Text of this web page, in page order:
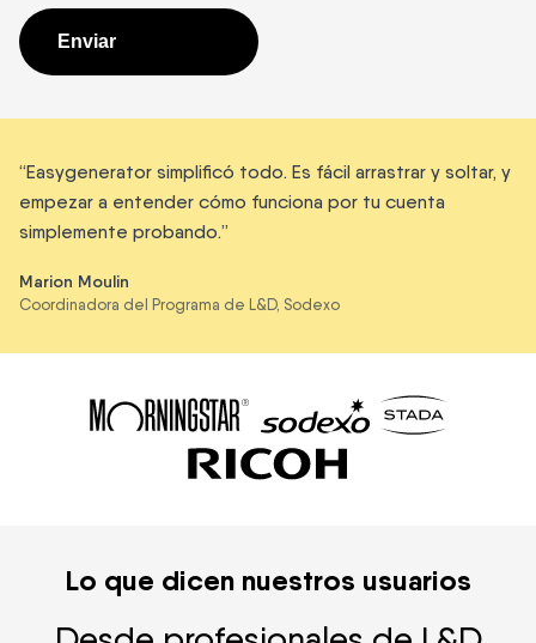
“Easygenerator simplificó todo. Es fácil arrastrar y soltar, y
empezar a entender cómo funciona por tu cuenta
simplemente probando.”
Marion Moulin
Coordinadora del Programa de L&D, Sodexo
Lo que dicen nuestros usuarios